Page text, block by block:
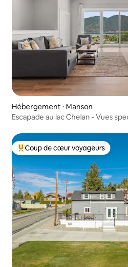
Hébergement ⋅ Manson
Escapade au lac Chelan - Vues
Coups de cœur voyageurs les plus
Coup de cœur voyageurs